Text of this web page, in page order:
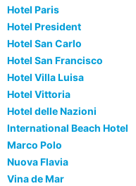
Hotel Paris
Hotel President
Hotel San Carlo
Hotel San Francisco
Hotel Villa Luisa
Hotel Vittoria
Hotel delle Nazioni
International Beach Hotel
Marco Polo
Nuova Flavia
Vina de Mar